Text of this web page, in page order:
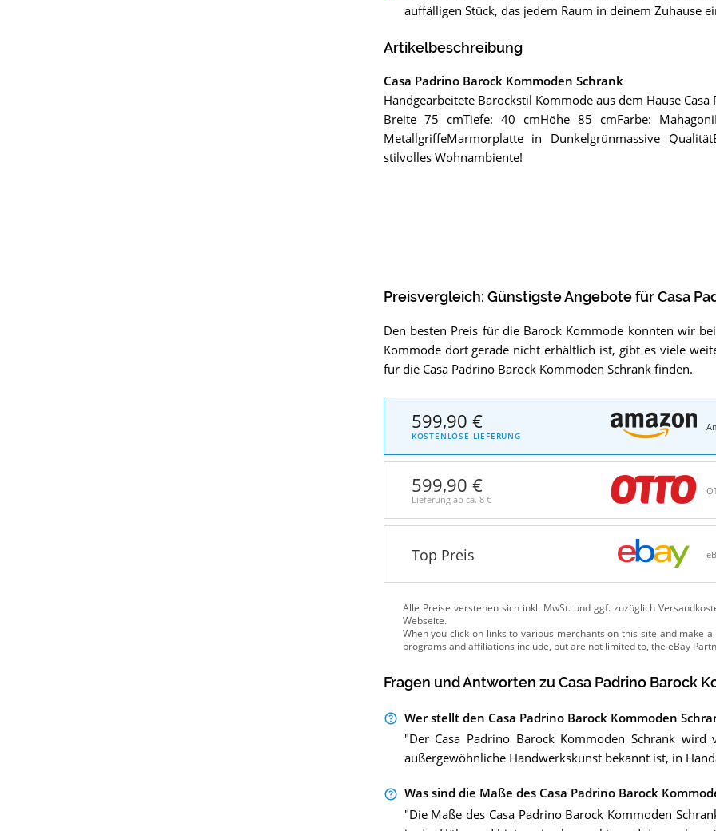
auffälligen Stück, das jedem Raum in deinem Zuhause
Artikelbeschreibung
Casa Padrino Barock Kommoden Schrank
Handgearbeitete Barockstil Kommode aus dem Hause Casa
Breite 75 cmTiefe: 40 cmHöhe 85 cmFarbe:
MetallgriffeMarmorplatte in Dunkelgrünmassive
stilvolles Wohnambiente!
Preisvergleich: Günstigste Angebote für Casa
Den besten Preis für die Barock Kommode konnten wir bei
Kommode dort gerade nicht erhältlich ist, gibt es viele
für die Casa Padrino Barock Kommoden Schrank finden.
599,90 €
KOSTENLOSE LIEFERUNG
599,90 €
Lieferung ab ca. 8 €
Top Preis
Alle Preise verstehen sich inkl. MwSt. und ggf. zuzüglich
Webseite.
Fragen und Antworten zu Casa Padrino Barock
Wer stellt den Casa Padrino Barock Kommoden
"Der Casa Padrino Barock Kommoden Schrank
außergewöhnliche Handwerkskunst bekannt ist, in
Was sind die Maße des Casa Padrino Barock
"Die Maße des Casa Padrino Barock Kommoden